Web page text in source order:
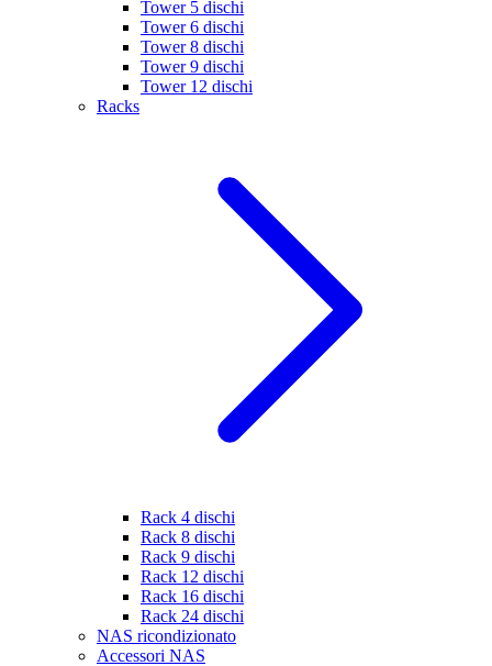
Tower 5 dischi
Tower 6 dischi
Tower 8 dischi
Tower 9 dischi
Tower 12 dischi
Racks
Rack 4 dischi
Rack 8 dischi
Rack 9 dischi
Rack 12 dischi
Rack 16 dischi
Rack 24 dischi
NAS ricondizionato
Accessori NAS